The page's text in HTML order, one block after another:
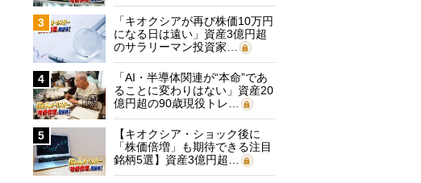
3
「キオクシアが再び株価10万円
になる日は遠い」資産3億円超
のサラリーマン投資家…
4
「AI・半導体関連が“本命”であ
ることに変わりはない」資産20
億円超の90歳現役トレ…
5
【キオクシア・ショック後に
「株価倍増」も期待できる注目
銘柄5選】資産3億円超…